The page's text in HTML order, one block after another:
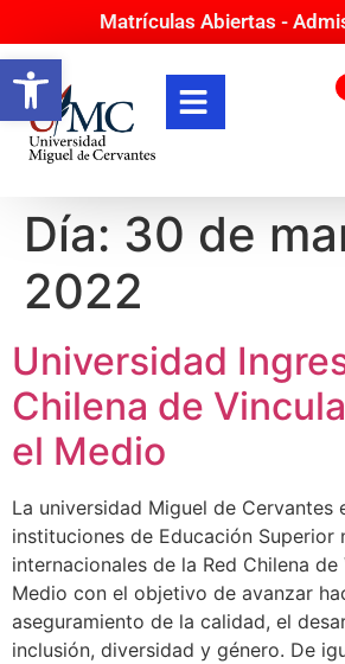
Abrir barra de
Matrículas Abiertas -
Día: 30 de
2022
Universidad
Chilena de
el Medio
La universidad Miguel de Cervantes
instituciones de Educación Superior
internacionales de la Red Chilena
Medio con el objetivo de avanzar
aseguramiento de la calidad, el
inclusión, diversidad y género. De